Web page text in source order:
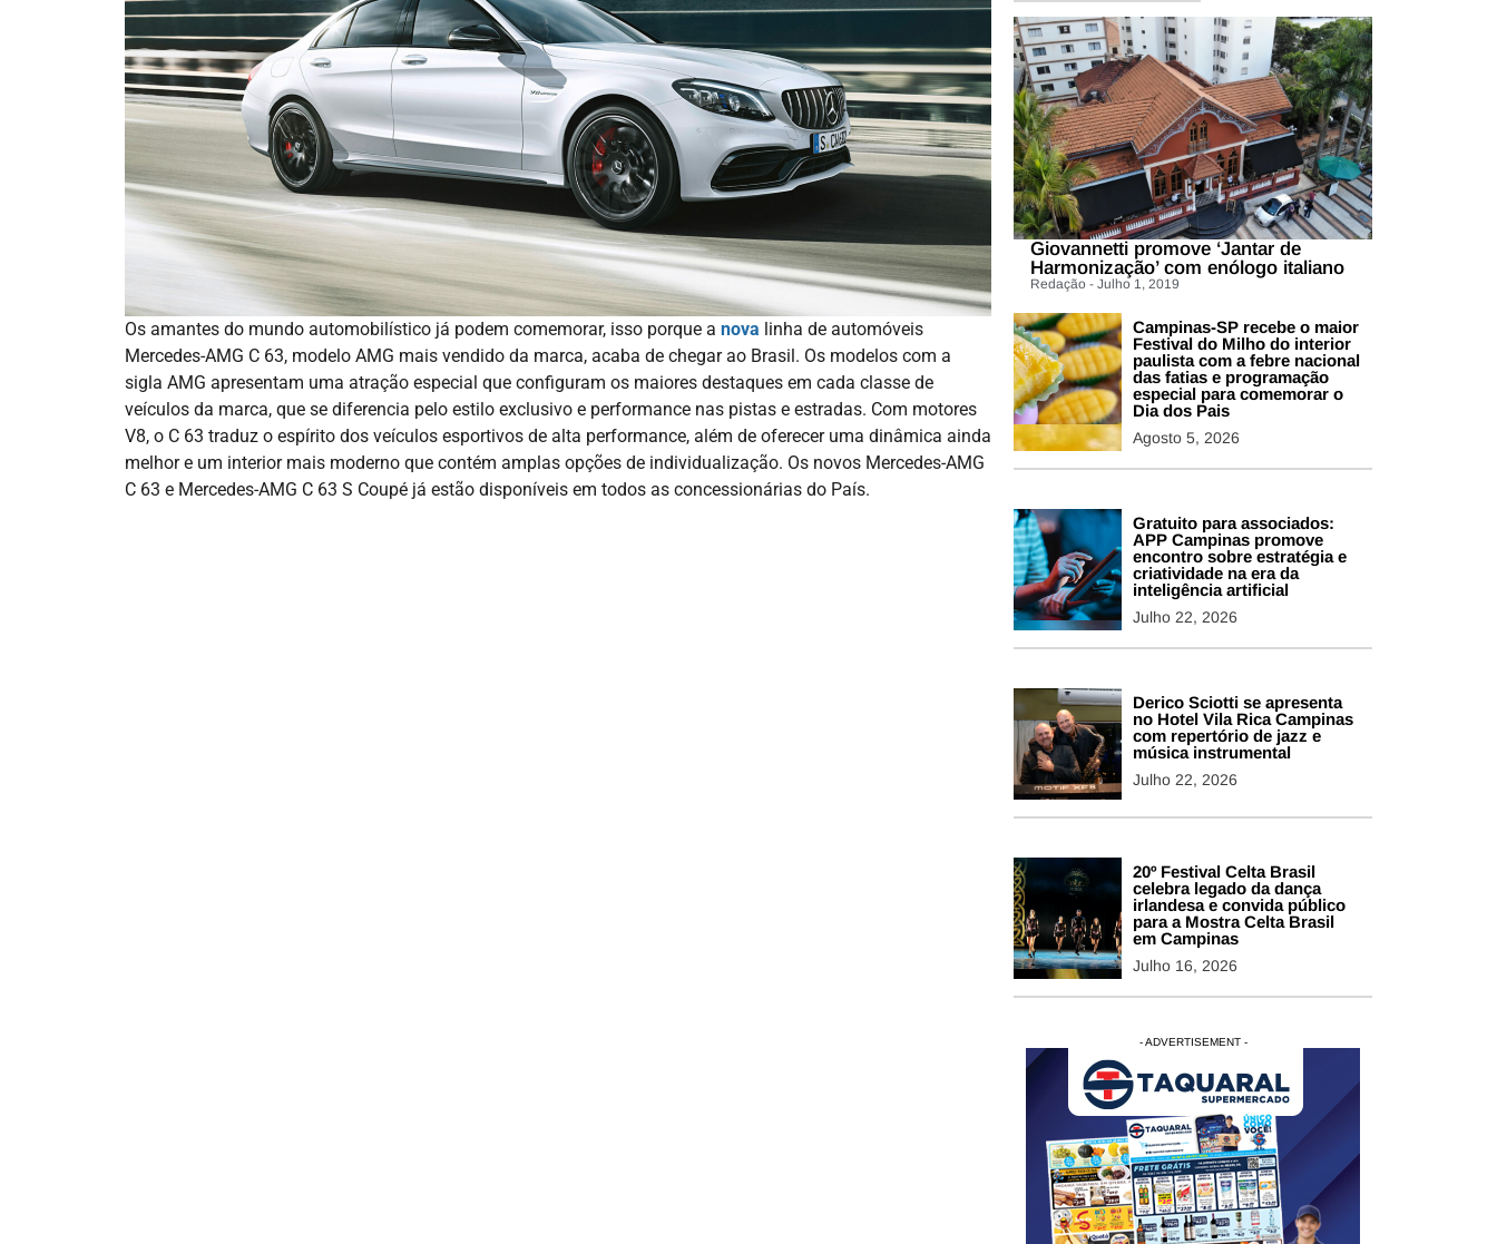
Os amantes do mundo automobilístico já podem comemorar, isso porque a nova linha de automóveis
Mercedes-AMG C 63, modelo AMG mais vendido da marca, acaba de chegar ao Brasil. Os modelos com a
sigla AMG apresentam uma atração especial que configuram os maiores destaques em cada classe de
veículos da marca, que se diferencia pelo estilo exclusivo e performance nas pistas e estradas. Com motores
V8, o C 63 traduz o espírito dos veículos esportivos de alta performance, além de oferecer uma dinâmica ainda
melhor e um interior mais moderno que contém amplas opções de individualização. Os novos Mercedes-AMG
C 63 e Mercedes-AMG C 63 S Coupé já estão disponíveis em todos as concessionárias do País.
Giovannetti promove ‘Jantar de
Harmonização’ com enólogo italiano
Redação - Julho 1, 2019
Campinas-SP recebe o maior
Festival do Milho do interior
paulista com a febre nacional
das fatias e programação
especial para comemorar o
Dia dos Pais
Agosto 5, 2026
Gratuito para associados:
APP Campinas promove
encontro sobre estratégia e
criatividade na era da
inteligência artificial
Julho 22, 2026
Derico Sciotti se apresenta
no Hotel Vila Rica Campinas
com repertório de jazz e
música instrumental
Julho 22, 2026
20º Festival Celta Brasil
celebra legado da dança
irlandesa e convida público
para a Mostra Celta Brasil
em Campinas
Julho 16, 2026
- ADVERTISEMENT -